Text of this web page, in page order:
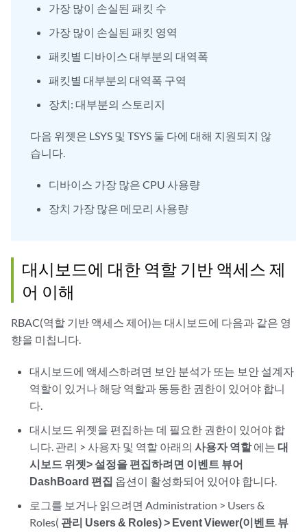
가장 많이 손실된 패킷 수
가장 많이 손실된 패킷 영역
패킷별 디바이스 대부분의 대역폭
패킷별 대부분의 대역폭 구역
장치: 대부분의 스토리지
다음 위젯은 LSYS 및 TSYS 둘 다에 대해 지원되지 않
습니다.
디바이스 가장 많은 CPU 사용량
장치 가장 많은 메모리 사용량
대시보드에 대한 역할 기반 액세스 제
어 이해
RBAC(역할 기반 액세스 제어)는 대시보드에 다음과 같은 영
향을 미칩니다.
대시보드에 액세스하려면 보안 분석가 또는 보안 설계자
역할이 있거나 해당 역할과 동등한 권한이 있어야 합니
다.
대시보드 위젯을 편집하는 데 필요한 권한이 있어야 합
니다. 관리 > 사용자 및 역할 아래의사용자 역할에는대
시보드 위젯> 설정을 편집하려면 이벤트 뷰어
DashBoard 편집 옵션이 활성화되어 있어야 합니다.
로그를 보거나 읽으려면 Administration > Users &
Roles( 관리 Users & Roles) > Event Viewer(이벤트 뷰